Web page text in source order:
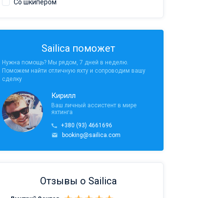
Со шкипером
Sailica поможет
Нужна помощь? Мы рядом, 7 дней в неделю.
Поможем найти отличную яхту и сопроводим вашу
сделку
Кирилл
Ваш личный ассистент в мире
яхтинга
+380 (93) 4661696
booking@sailica.com
Отзывы о Sailica